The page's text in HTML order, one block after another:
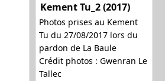
Kement Tu_2 (2017)
Photos prises au Kement
Tu du 27/08/2017 lors du
pardon de La Baule
Crédit photos : Gwenran Le
Tallec